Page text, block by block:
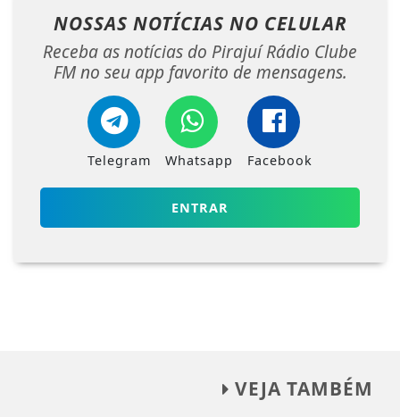
NOSSAS NOTÍCIAS NO CELULAR
Receba as notícias do Pirajuí Rádio Clube
FM no seu app favorito de mensagens.
Telegram Whatsapp Facebook
ENTRAR
VEJA TAMBÉM